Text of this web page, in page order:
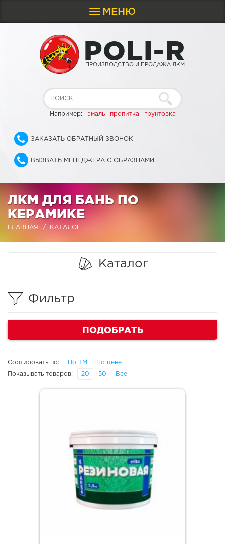
Toggle
navigation
МЕНЮ
POLI-R
ПРОИЗВОДСТВО И ПРОДАЖА ЛКМ
Например: эмаль пропитка грунтовка
ЗАКАЗАТЬ ОБРАТНЫЙ ЗВОНОК
ВЫЗВАТЬ МЕНЕДЖЕРА С ОБРАЗЦАМИ
ЛКМ ДЛЯ БАНЬ ПО
КЕРАМИКЕ
ГЛАВНАЯ КАТАЛОГ
Каталог
Фильтр
ПОДОБРАТЬ
Сортировать по: По ТМ По цене
Показывать товаров: 20 50 Все